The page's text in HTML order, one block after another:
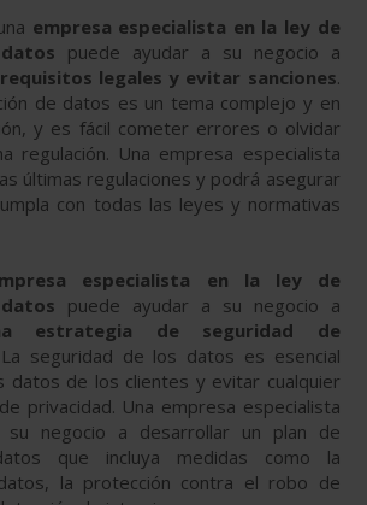
empresa especialista en la ley de
puede ayudar a su negocio a
legales y evitar sanciones.
de datos es un tema complejo y en
y es fácil cometer errores o olvidar
regulación. Una empresa especialista
últimas regulaciones y podrá asegurar
con todas las leyes y normativas
especialista en la ley de
puede ayudar a su negocio a
estrategia de seguridad de
La seguridad de los datos es esencial
datos de los clientes y evitar cualquier
privacidad. Una empresa especialista
su negocio a desarrollar un plan de
que incluya medidas como la
la protección contra el robo de